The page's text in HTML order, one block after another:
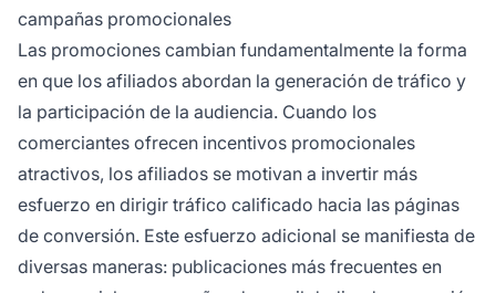
campañas promocionales
Las promociones cambian fundamentalmente la forma
en que los afiliados abordan la generación de tráfico y
la participación de la audiencia. Cuando los
comerciantes ofrecen incentivos promocionales
atractivos, los afiliados se motivan a invertir más
esfuerzo en dirigir tráfico calificado hacia las páginas
de conversión. Este esfuerzo adicional se manifiesta de
diversas maneras: publicaciones más frecuentes en